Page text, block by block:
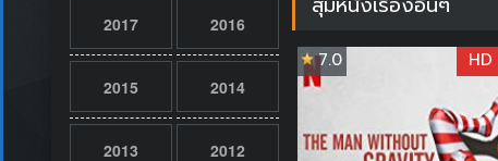
2017 2016
2015 2014
2013 2012
7.0 HD